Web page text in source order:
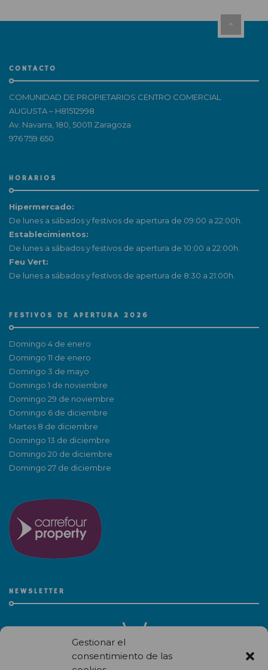
Gestionar el
consentimiento de las
CONTACTO
COMUNIDAD DE PROPIETARIOS CENTRO COMERCIAL
AUGUSTA – H81512998
Av. Navarra, 180, 50011 Zaragoza
976 759 650
HORARIOS
Hipermercado:
De lunes a sábados y festivos de apertura de 09:00 a 22:00h.
Establecimientos:
De lunes a sábados y festivos de apertura de 10:00 a 22:00h.
Feu Vert:
De lunes a sábados y festivos de apertura de 8:30 a 21:00h.
FESTIVOS DE APERTURA 2026
Domingo 4 de enero
Domingo 11 de enero
Domingo 3 de mayo
Domingo 1 de noviembre
Domingo 29 de noviembre
Domingo 6 de diciembre
Martes 8 de diciembre
Domingo 13 de diciembre
Domingo 20 de diciembre
Domingo 27 de diciembre
NEWSLETTER